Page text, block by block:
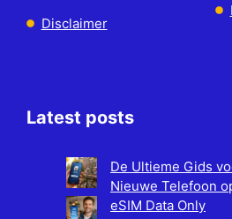
Disclaimer
Latest posts
De Ultieme Gids
Nieuwe Telefoon
eSIM Data Only